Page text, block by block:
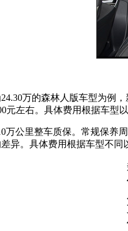
万的森林人版车型为例
元左右。具体费用根据车型
万公里整车质保。常规保养
异。具体费用根据车型不同